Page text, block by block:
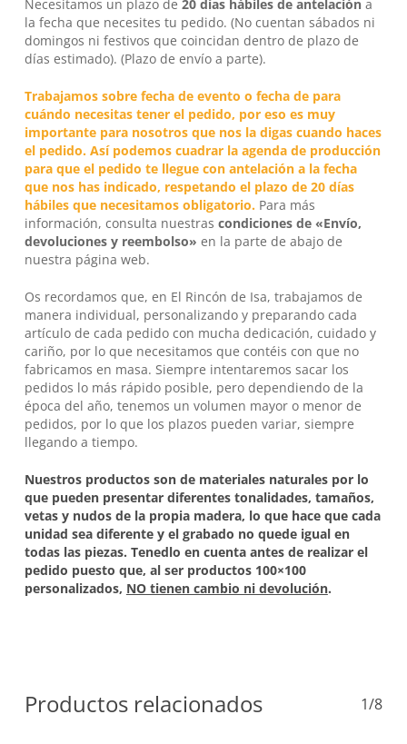
No hay productos en el carrito.
Go To Shop
Necesitamos un plazo de 20 días hábiles de antelacióna
la fecha que necesites tu pedido. (No cuentan sábados ni
domingos ni festivos que coincidan dentro de plazo de
días estimado). (Plazo de envío a parte).
Trabajamos sobre fecha de evento o fecha de para
cuándo necesitas tener el pedido, por eso es muy
importante para nosotros que nos la digas cuando haces
el pedido. Así podemos cuadrar la agenda de producción
para que el pedido te llegue con antelación a la fecha
que nos has indicado, respetando el plazo de 20 días
hábiles que necesitamos obligatorio. Para más
información, consulta nuestras condiciones de «Envío,
devoluciones y reembolso» en la parte de abajo de
nuestra página web.
Os recordamos que, en El Rincón de Isa, trabajamos de
manera individual, personalizando y preparando cada
artículo de cada pedido con mucha dedicación, cuidado y
cariño, por lo que necesitamos que contéis con que no
fabricamos en masa. Siempre intentaremos sacar los
pedidos lo más rápido posible, pero dependiendo de la
época del año, tenemos un volumen mayor o menor de
pedidos, por lo que los plazos pueden variar, siempre
llegando a tiempo.
Nuestros productos son de materiales naturales por lo
que pueden presentar diferentes tonalidades, tamaños,
vetas y nudos de la propia madera, lo que hace que cada
unidad sea diferente y el grabado no quede igual en
todas las piezas. Tenedlo en cuenta antes de realizar el
pedido puesto que, al ser productos 100×100
personalizados, NO tienen cambio ni devolución.
Productos relacionados 1/8